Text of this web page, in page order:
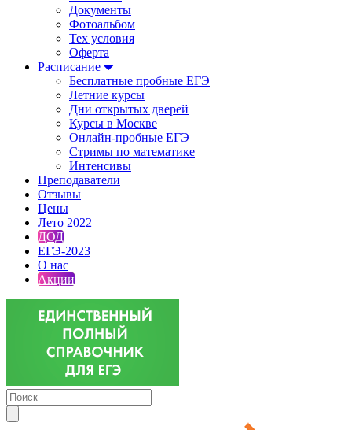
Документы
Фотоальбом
Тех условия
Оферта
Расписание
Бесплатные пробные ЕГЭ
Летние курсы
Дни открытых дверей
Курсы в Москве
Онлайн-пробные ЕГЭ
Стримы по математике
Интенсивы
Преподаватели
Отзывы
Цены
Лето 2022
ДОД
ЕГЭ-2023
О нас
Акции